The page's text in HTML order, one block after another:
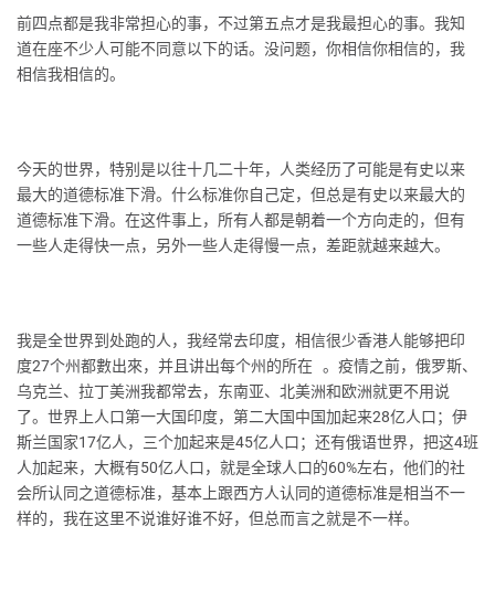
前四点都是我非常担心的事，不过第五点才是我最担心的事。我知
道在座不少人可能不同意以下的话。没问题，你相信你相信的，我
相信我相信的。
今天的世界，特别是以往十几二十年，人类经历了可能是有史以来
最大的道德标准下滑。什么标准你自己定，但总是有史以来最大的
道德标准下滑。在这件事上，所有人都是朝着一个方向走的，但有
一些人走得快一点，另外一些人走得慢一点，差距就越来越大。
我是全世界到处跑的人，我经常去印度，相信很少香港人能够把印
度27个州都數出來，并且讲出每个州的所在 。疫情之前，俄罗斯、
乌克兰、拉丁美洲我都常去，东南亚、北美洲和欧洲就更不用说
了。世界上人口第一大国印度，第二大国中国加起来28亿人口；伊
斯兰国家17亿人，三个加起来是45亿人口；还有俄语世界，把这4班
人加起来，大概有50亿人口，就是全球人口的60%左右，他们的社
会所认同之道德标准，基本上跟西方人认同的道德标准是相当不一
样的，我在这里不说谁好谁不好，但总而言之就是不一样。